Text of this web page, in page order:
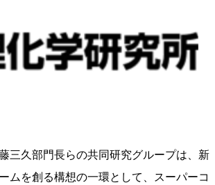
三久部門長らの共同研究グループは、新
ムを創る構想の一環として、スーパーコ